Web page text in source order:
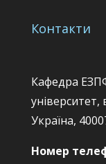
Контакти
Кафедра
університет,
Україна,
Номер